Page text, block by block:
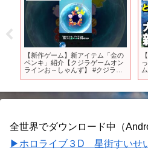
【新作ゲーム】新アイテム「金の
ペンキ」紹介【クジラゲームオン
ラインお～しゃんず】 #クジラゲ
#steam #indiegame
全世界でダウンロード中（
▶ホロライブ３D 星街すいせ